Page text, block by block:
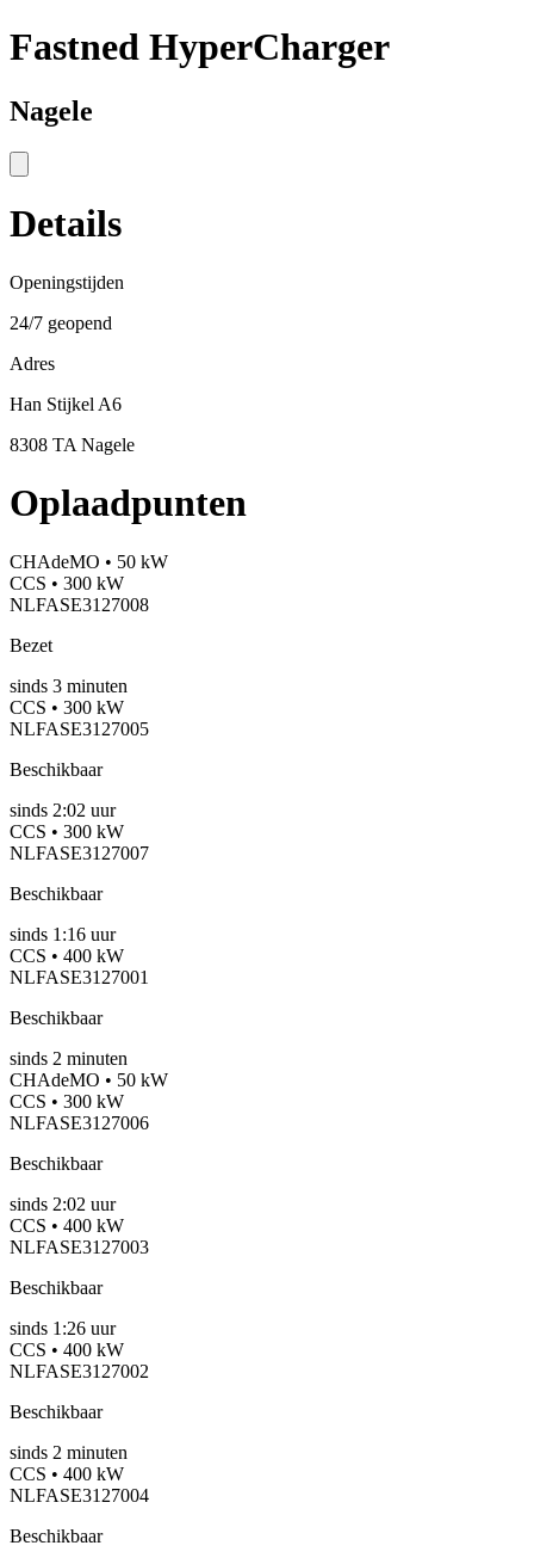
Fastned HyperCharger
Nagele
Details
Openingstijden
24/7 geopend
Adres
Han Stijkel A6
8308 TA Nagele
Oplaadpunten
CHAdeMO • 50 kW
CCS • 300 kW
NLFASE3127008
Bezet
sinds 3 minuten
CCS • 300 kW
NLFASE3127005
Beschikbaar
sinds 2:02 uur
CCS • 300 kW
NLFASE3127007
Beschikbaar
sinds 1:16 uur
CCS • 400 kW
NLFASE3127001
Beschikbaar
sinds 2 minuten
CHAdeMO • 50 kW
CCS • 300 kW
NLFASE3127006
Beschikbaar
sinds 2:02 uur
CCS • 400 kW
NLFASE3127003
Beschikbaar
sinds 1:26 uur
CCS • 400 kW
NLFASE3127002
Beschikbaar
sinds 2 minuten
CCS • 400 kW
NLFASE3127004
Beschikbaar